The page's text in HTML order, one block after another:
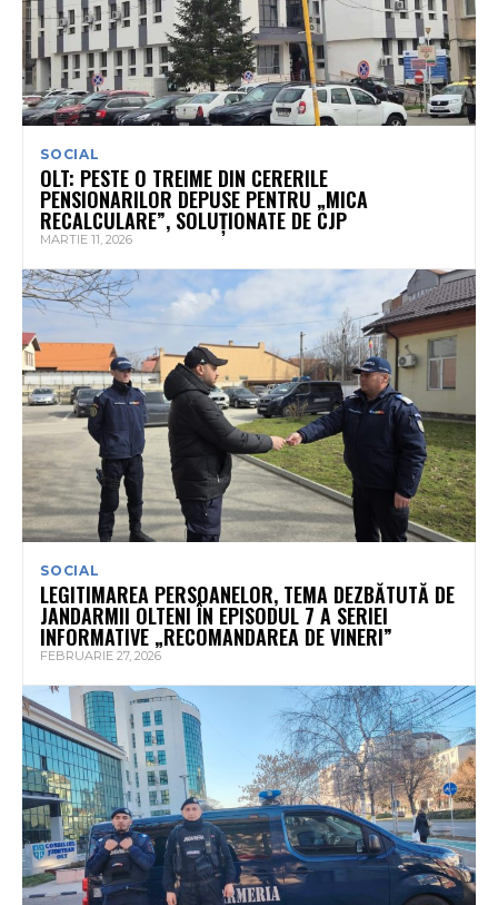
SOCIAL
OLT: PESTE O TREIME DIN CERERILE
PENSIONARILOR DEPUSE PENTRU „MICA
RECALCULARE”, SOLUŢIONATE DE CJP
MARTIE 11, 2026
SOCIAL
LEGITIMAREA PERSOANELOR, TEMA DEZBĂTUTĂ DE
JANDARMII OLTENI ÎN EPISODUL 7 A SERIEI
INFORMATIVE „RECOMANDAREA DE VINERI”
FEBRUARIE 27, 2026